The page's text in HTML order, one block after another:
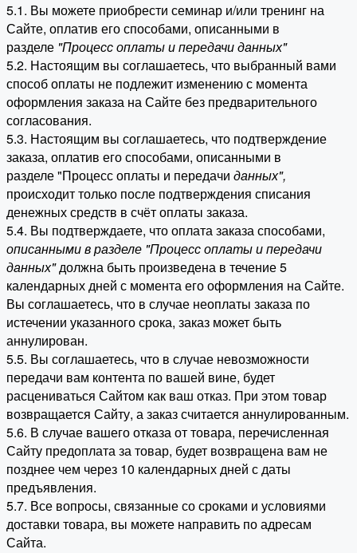
5.1. Вы можете приобрести семинар и/или тренинг на
Сайте, оплатив его способами, описанными в
разделе "Процесс оплаты и передачи данных"
5.2. Настоящим вы соглашаетесь, что выбранный вами
способ оплаты не подлежит изменению с момента
оформления заказа на Сайте без предварительного
согласования.
5.3. Настоящим вы соглашаетесь, что подтверждение
заказа, оплатив его способами, описанными в
разделе "Процесс оплаты и передачи данных",
происходит только после подтверждения списания
денежных средств в счёт оплаты заказа.
5.4. Вы подтверждаете, что оплата заказа способами,
описанными в разделе "Процесс оплаты и передачи
данных"должна быть произведена в течение 5
календарных дней с момента его оформления на Сайте.
Вы соглашаетесь, что в случае неоплаты заказа по
истечении указанного срока, заказ может быть
аннулирован.
5.5. Вы соглашаетесь, что в случае невозможности
передачи вам контента по вашей вине, будет
расцениваться Сайтом как ваш отказ. При этом товар
возвращается Сайту, а заказ считается аннулированным.
5.6. В случае вашего отказа от товара, перечисленная
Сайту предоплата за товар, будет возвращена вам не
позднее чем через 10 календарных дней с даты
предъявления.
5.7. Все вопросы, связанные со сроками и условиями
доставки товара, вы можете направить по адресам
Сайта.